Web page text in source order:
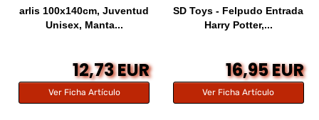
arlis 100x140cm, Juventud
Unisex, Manta...
12,73 EUR
Ver Ficha Artículo
SD Toys - Felpudo Entrada
Harry Potter,...
16,95 EUR
Ver Ficha Artículo